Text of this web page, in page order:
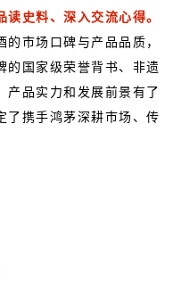
史料、深入交流心得。
市场口碑与产品品质，
的国家级荣誉背书、非遗
产品实力和发展前景有了
了携手鸿茅深耕市场、传